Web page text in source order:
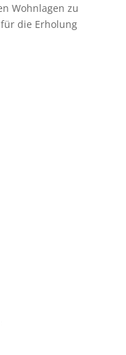
Wohnlagen zu
die Erholung